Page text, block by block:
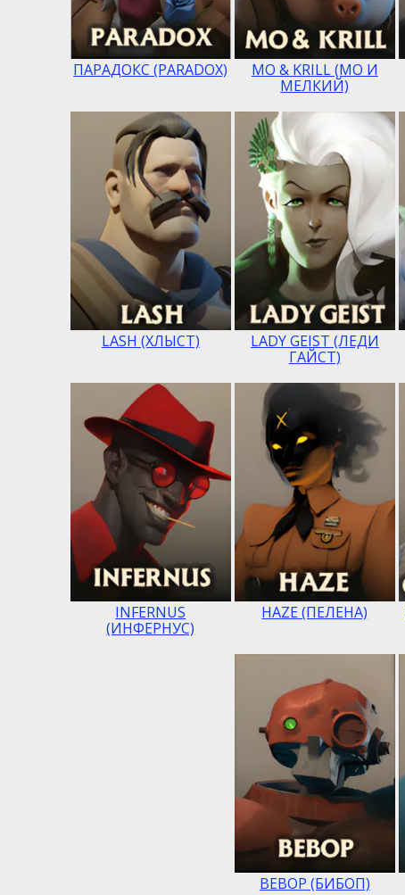
ПАРАДОКС (PARADOX)
MO & KRILL (МО И
МЕЛКИЙ)
LASH (ХЛЫСТ)
LADY GEIST (ЛЕДИ
ГАЙСТ)
INFERNUS
(ИНФЕРНУС)
HAZE (ПЕЛЕНА)
BEBOP (БИБОП)